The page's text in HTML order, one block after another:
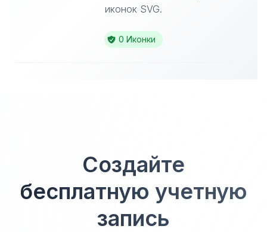
иконок SVG.
0 Иконки
Создайте
бесплатную учетную
запись